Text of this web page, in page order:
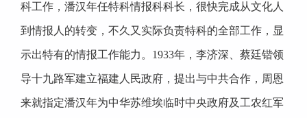
科工作，潘汉年任特科情报科科长，很快完成从文化人
到情报人的转变，不久又实际负责特科的全部工作，显
示出特有的情报工作能力。1933年，李济深、蔡廷锴领
导十九路军建立福建人民政府，提出与中共合作，周恩
来就指定潘汉年为中华苏维埃临时中央政府及工农红军